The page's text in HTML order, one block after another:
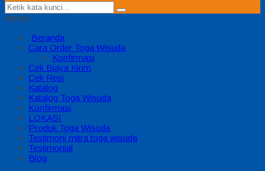
MENU
Beranda
Cara Order Toga Wisuda
Konfirmasi
Cek Biaya Kirim
Cek Resi
Katalog
Katalog Toga Wisuda
Konfirmasi
LOKASI
Produk Toga Wisuda
Testimoni mitra toga wisuda
Testimonial
Blog